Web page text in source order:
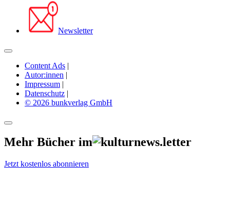
Newsletter
Content Ads |
Autor:innen |
Impressum |
Datenschutz |
© 2026 bunkverlag GmbH
Mehr Bücher im
Jetzt kostenlos abonnieren